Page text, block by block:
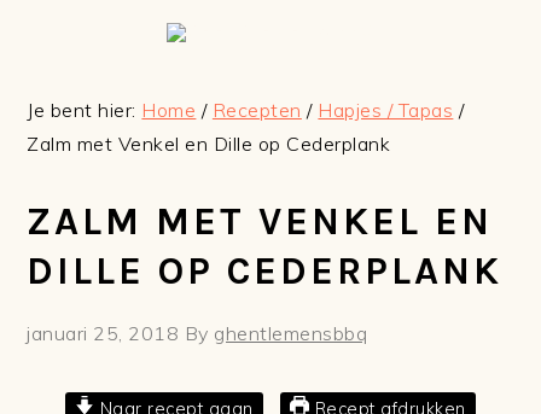
hoofdnavigatie
hoofd
inhoud
eerste
sidebar
voettekst
Je bent hier: Home / Recepten / Hapjes / Tapas /
Zalm met Venkel en Dille op Cederplank
ZALM MET VENKEL EN
DILLE OP CEDERPLANK
januari 25, 2018 By ghentlemensbbq
Naar recept gaan Recept afdrukken